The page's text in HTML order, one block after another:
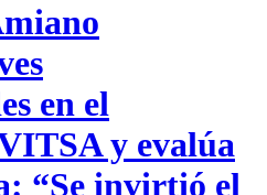
en el
y evalúa
“Se invirtió el